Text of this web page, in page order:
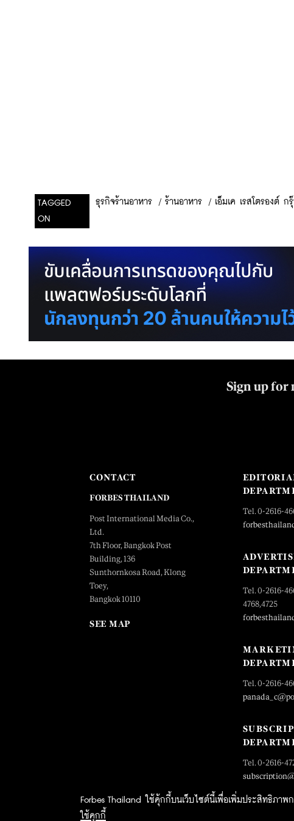
TAGGED
ON
ธุรกิจร้านอาหาร / ร้านอาหาร / เอ็มเค เรสโตรองต์ กรุ๊
Forbes Thailand ใช้คุ้กกี้บนเว็บไซต์นี้เพื่อเพิ่มประสิทธิภาพ
ใช้คุกกี้
Sign up for
CONTACT
FORBES THAILAND
Post International Media Co.,
Ltd.
7th Floor, Bangkok Post
Building, 136
Sunthornkosa Road, Klong
Toey,
Bangkok 10110
SEE MAP
Tel. 0-2616-
Tel. 0-2616-
4768,4725
Tel. 0-2616-
Tel. 0-2616-